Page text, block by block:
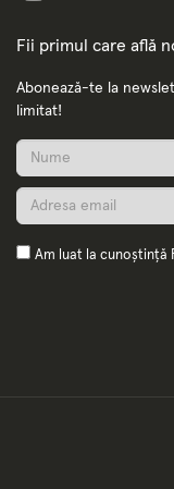
Fii primul care află
Abonează-te la
limitat!
Am luat la cunoștință